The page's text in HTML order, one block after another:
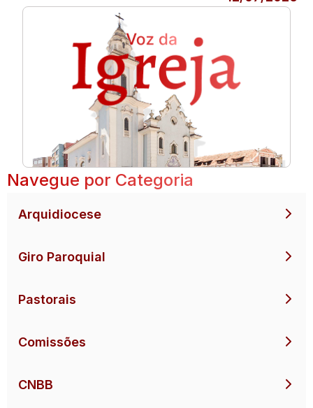
Navegue por Categoria
Arquidiocese
Giro Paroquial
Pastorais
Comissões
CNBB